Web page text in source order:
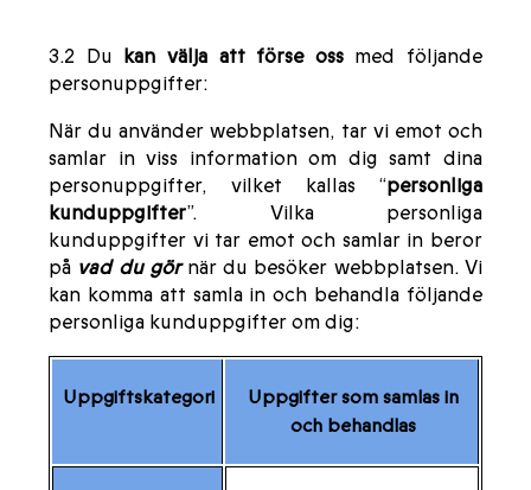
3.2 Du kan välja att förse ossmed följande
personuppgifter:
När du använder webbplatsen, tar vi emot och
samlar in viss information om dig samt dina
personuppgifter, vilket kallas “personliga
kunduppgifter”. Vilka personliga
kunduppgifter vi tar emot och samlar in beror
på vad du görnär du besöker webbplatsen. Vi
kan komma att samla in och behandla följande
personliga kunduppgifter om dig:
Uppgiftskategori
Uppgifter som samlas in
och behandlas